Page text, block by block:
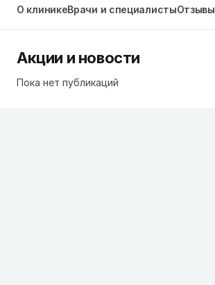
О клиникеВрачи и специалистыОтзывы
Акции и новости
Пока нет публикаций